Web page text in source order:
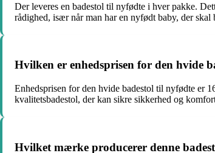
Der leveres en badestol til nyfødte i hver pakke.
rådighed, især når man har en nyfødt baby, der skal
Hvilken er enhedsprisen for den hvide
Enhedsprisen for den hvide badestol til nyfødte er
kvalitetsbadestol, der kan sikre sikkerhed og
Hvilket mærke producerer denne